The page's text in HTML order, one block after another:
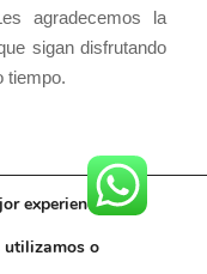
agradecemos la
sigan disfrutando
tiempo.
experiencia en
utilizamos o